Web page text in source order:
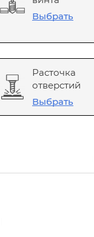
Выбрать
Расточка
отверстий
Выбрать